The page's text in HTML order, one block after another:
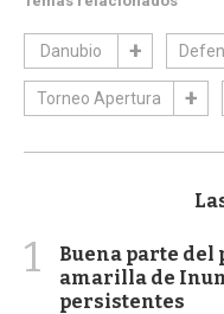
Danubio
Torneo Apertura
1
Buena parte del
amarilla de
persistentes